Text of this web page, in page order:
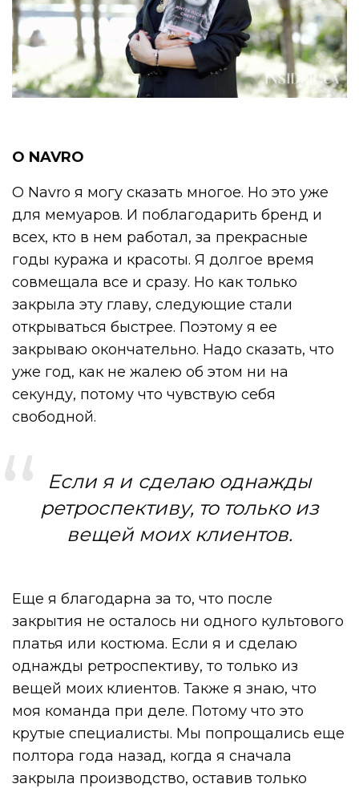
О NAVRO
О Navro я могу сказать многое. Но это уже
для мемуаров. И поблагодарить бренд и
всех, кто в нем работал, за прекрасные
годы куража и красоты. Я долгое время
совмещала все и сразу. Но как только
закрыла эту главу, следующие стали
открываться быстрее. Поэтому я ее
закрываю окончательно. Надо сказать, что
уже год, как не жалею об этом ни на
секунду, потому что чувствую себя
свободной.
Если я и сделаю однажды
ретроспективу, то только из
вещей моих клиентов.
Еще я благодарна за то, что после
закрытия не осталось ни одного культового
платья или костюма. Если я и сделаю
однажды ретроспективу, то только из
вещей моих клиентов. Также я знаю, что
моя команда при деле. Потому что это
крутые специалисты. Мы попрощались еще
полтора года назад, когда я сначала
закрыла производство, оставив только